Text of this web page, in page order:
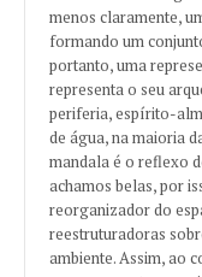
menos claramente,
formando um
portanto, uma
representa o seu
periferia, espírito-
de água, na maioria
mandala é o reflexo
achamos belas, por
reorganizador do
reestruturadoras
ambiente. Assim, ao